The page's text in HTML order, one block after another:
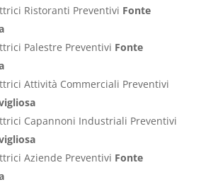
Ristoranti Preventivi Fonte
Palestre Preventivi Fonte
Attività Commerciali Preventivi
Capannoni Industriali Preventivi
Aziende Preventivi Fonte